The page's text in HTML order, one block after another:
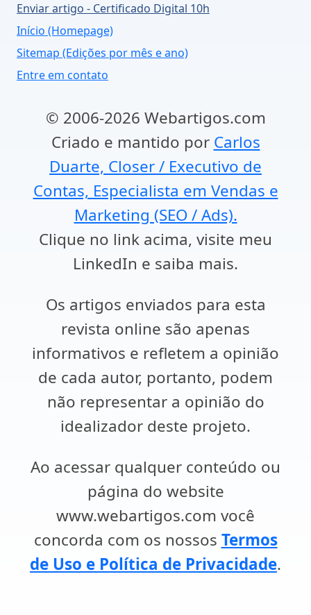
Enviar artigo - Certificado Digital 10h
Início (Homepage)
Sitemap (Edições por mês e ano)
Entre em contato
© 2006-2026 Webartigos.com
Criado e mantido por Carlos
Duarte, Closer / Executivo de
Contas, Especialista em Vendas e
Marketing (SEO / Ads).
Clique no link acima, visite meu
LinkedIn e saiba mais.
Os artigos enviados para esta
revista online são apenas
informativos e refletem a opinião
de cada autor, portanto, podem
não representar a opinião do
idealizador deste projeto.
Ao acessar qualquer conteúdo ou
página do website
www.webartigos.com você
concorda com os nossos Termos
de Uso e Política de Privacidade.